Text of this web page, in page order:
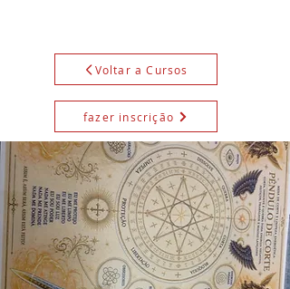
Voltar a Cursos
fazer inscrição